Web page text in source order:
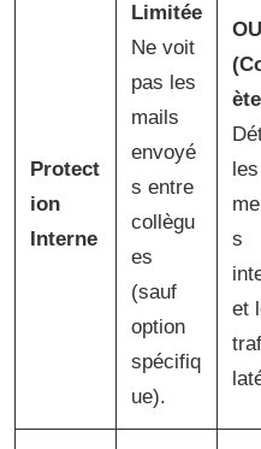
Protect
ion
Interne
Limitée
Ne voit
pas les
mails
envoyé
s entre
collègu
es
(sauf
option
spécifiq
ue).
OUI
les
s
et